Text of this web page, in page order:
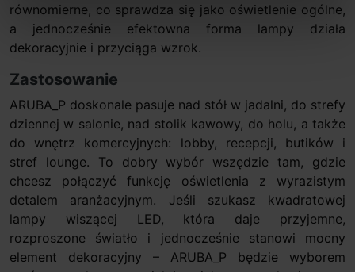
równomierne, co sprawdza się jako oświetlenie ogólne,
a jednocześnie efektowna forma lampy działa
dekoracyjnie i przyciąga wzrok.
Zastosowanie
ARUBA_P doskonale pasuje nad stół w jadalni, do strefy
dziennej w salonie, nad stolik kawowy, do holu, a także
do wnętrz komercyjnych: lobby, recepcji, butików i
stref lounge. To dobry wybór wszędzie tam, gdzie
chcesz połączyć funkcję oświetlenia z wyrazistym
detalem aranżacyjnym. Jeśli szukasz kwadratowej
lampy wiszącej LED, która daje przyjemne,
rozproszone światło i jednocześnie stanowi mocny
element dekoracyjny – ARUBA_P będzie wyborem